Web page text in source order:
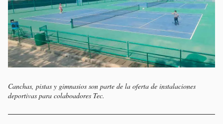
Canchas, pistas y gimnasios son parte de la oferta de instalaciones
deportivas para colaboadores Tec.